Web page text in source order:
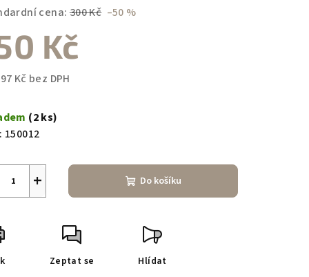
cena: 300 Kč –50 %
Kč
Kč bez DPH
(2 ks)
150012
+ Do košíku
Zeptat se Hlídat